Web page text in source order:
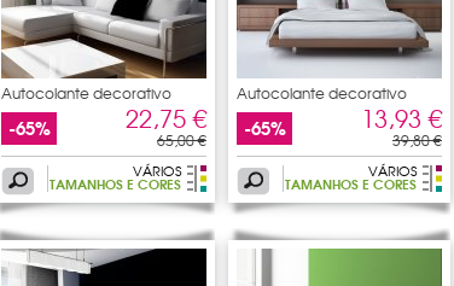
Autocolante decorativo
pauta
-65% 22,75 €
65,00 €
VÁRIOS
TAMANHOS E CORES
Autocolante decorativo
pauta
-65% 13,93 €
39,80 €
VÁRIOS
TAMANHOS E CORES